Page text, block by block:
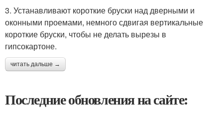
3. Устанавливают короткие бруски над дверными и
оконными проемами, немного сдвигая вертикальные
короткие бруски, чтобы не делать вырезы в
гипсокартоне.
читать дальше →
Последние обновления на сайте: